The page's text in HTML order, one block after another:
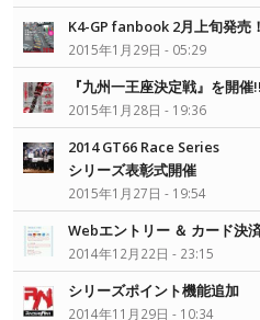
K4-GP fanbook 2月上旬発売！
2015年1月29日 - 05:29
『九州一王座決定戦』を開催!!
2015年1月28日 - 19:36
2014 GT66 Race Series
シリーズ表彰式開催
2015年1月27日 - 19:54
Webエントリー ＆ カード決
2014年12月22日 - 23:15
シリーズポイント機能追加
2014年11月29日 - 10:34